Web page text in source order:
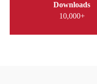
Downloads
10,000+